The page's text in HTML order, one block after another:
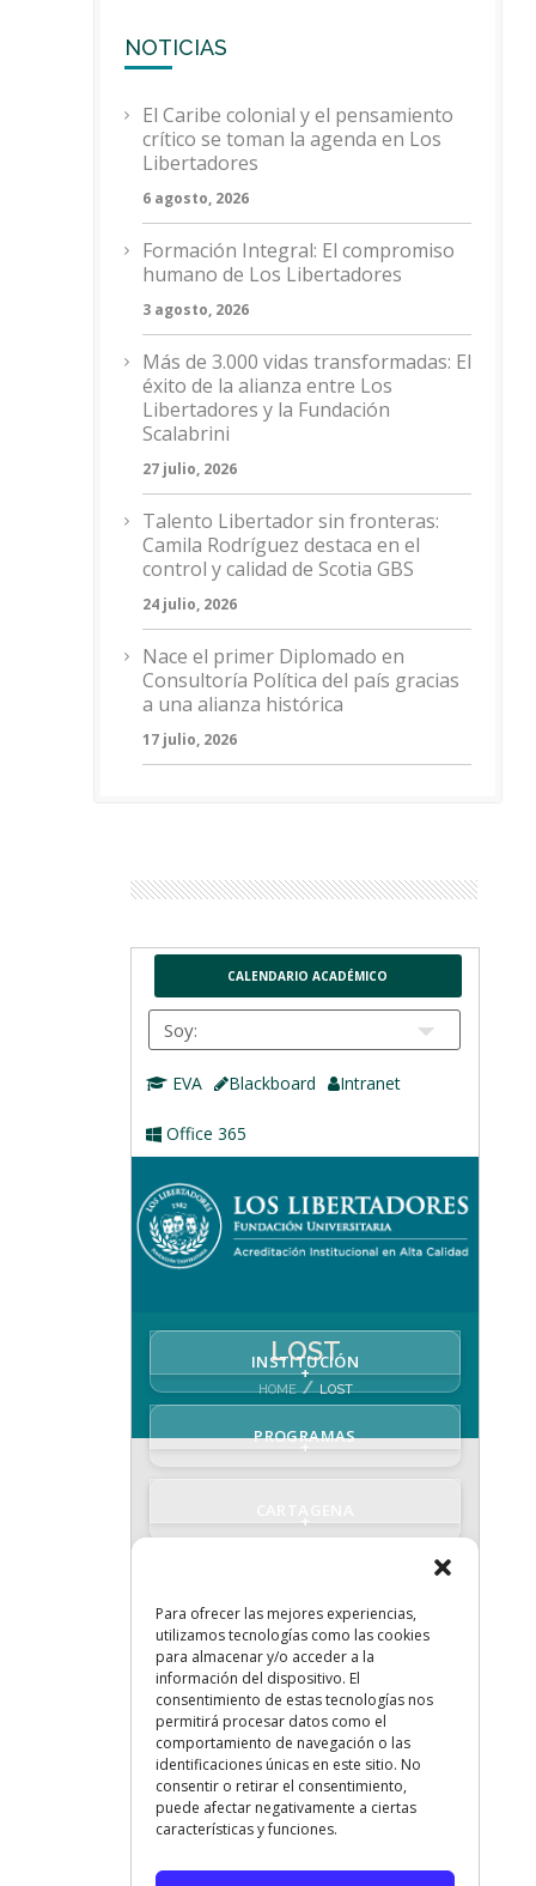
NOTICIAS
El Caribe colonial y el pensamiento
crítico se toman la agenda en Los
Libertadores
6 agosto, 2026
Formación Integral: El compromiso
humano de Los Libertadores
3 agosto, 2026
Más de 3.000 vidas transformadas: El
éxito de la alianza entre Los
Libertadores y la Fundación
Scalabrini
27 julio, 2026
Talento Libertador sin fronteras:
Camila Rodríguez destaca en el
control y calidad de Scotia GBS
24 julio, 2026
Nace el primer Diplomado en
Consultoría Política del país gracias
a una alianza histórica
17 julio, 2026